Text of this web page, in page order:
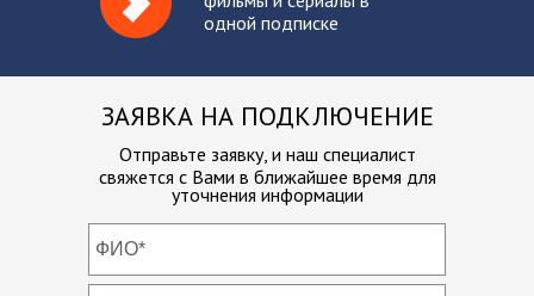
ЗАЯВКА НА ПОДКЛЮЧЕНИЕ
Отправьте заявку, и наш специалист
свяжется с Вами в ближайшее время для
уточнения информации
одной подписке